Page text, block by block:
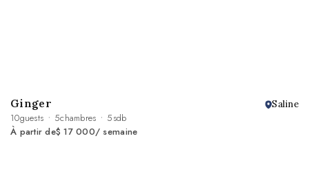
Ginger Saline
10guests 5chambres 5sdb
À partir de$ 17 000/ semaine